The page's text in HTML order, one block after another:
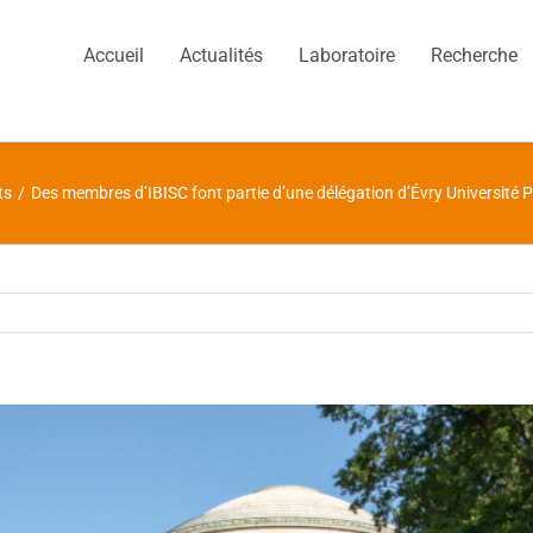
Accueil Actualités Laboratoire Recherche
/ Des membres d’IBISC font partie d’une délégation d’Évry